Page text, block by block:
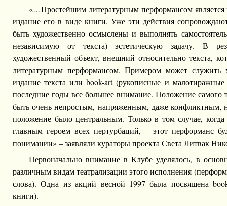
«…Простейшим литературным перформансом является
издание его в виде книги. Уже эти действия
быть художественно осмыслены и выполнять
независимую от текста) эстетическую задачу. В
художественный объект, внешний относительно текста,
литературным перформансом. Примером может служить
издание текста или book-art (рукописные и
последние годы все большее внимание. Положение самого
быть очень непростым, напряженным, даже конфликтным,
положение было центральным. Только в том случае, когда
главным героем всех пертурбаций, – этот перформанс
понимании» – заявляли кураторы проекта Света Литвак
Первоначально внимание в Клубе уделялось, в
различным видам театрализации этого исполнения
слова). Одна из акций весной 1997 была посвящена
книги).